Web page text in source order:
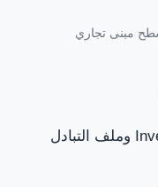
تضم الضاغط Inverter وملف التبادل